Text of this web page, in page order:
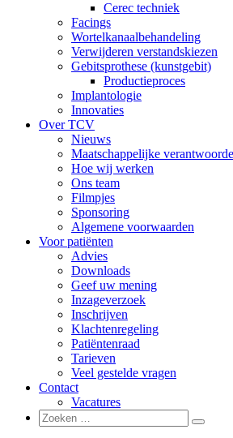
Cerec techniek
Facings
Wortelkanaalbehandeling
Verwijderen verstandskiezen
Gebitsprothese (kunstgebit)
Productieproces
Implantologie
Innovaties
Over TCV
Nieuws
Maatschappelijke
Hoe wij werken
Ons team
Filmpjes
Sponsoring
Algemene voorwaarden
Voor patiënten
Advies
Downloads
Geef uw mening
Inzageverzoek
Inschrijven
Klachtenregeling
Patiëntenraad
Tarieven
Veel gestelde vragen
Contact
Vacatures
Zoeken
naar:
Zoeken